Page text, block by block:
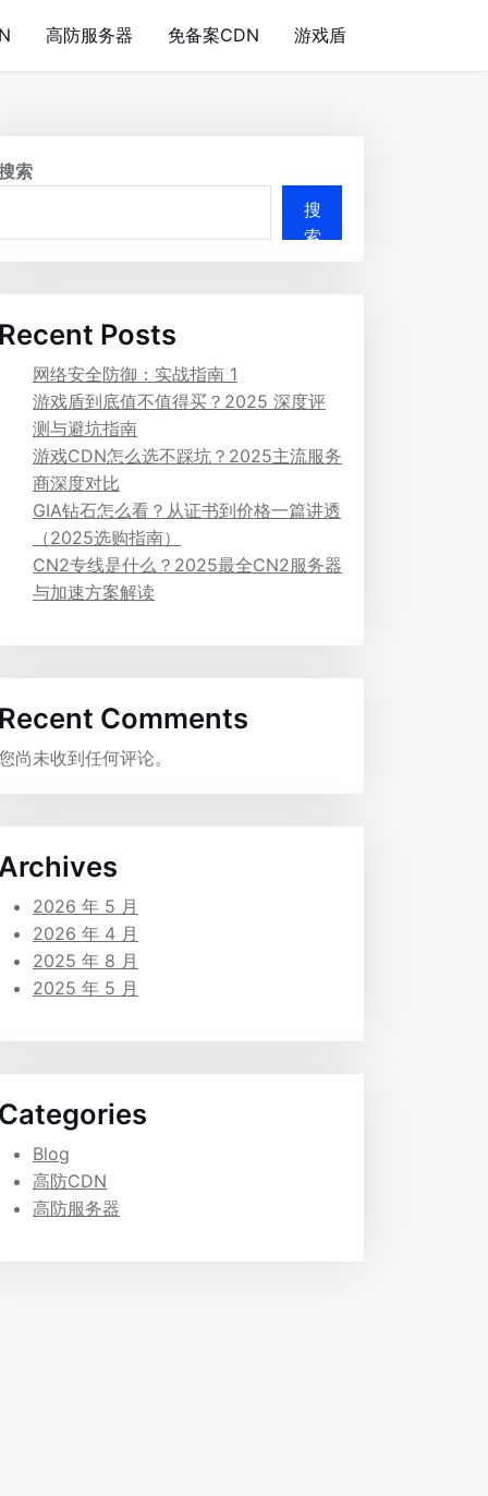
高防服务器 免备案CDN 游戏盾
索
搜
索
Posts
网络安全防御：实战指南 1
游戏盾到底值不值得买？2025 深度评
测与避坑指南
游戏CDN怎么选不踩坑？2025主流服务
商深度对比
GIA钻石怎么看？从证书到价格一篇讲透
（2025选购指南）
CN2专线是什么？2025最全CN2服务器
与加速方案解读
Comments
尚未收到任何评论。
2026 年 5 月
2026 年 4 月
2025 年 8 月
2025 年 5 月
Blog
高防CDN
高防服务器